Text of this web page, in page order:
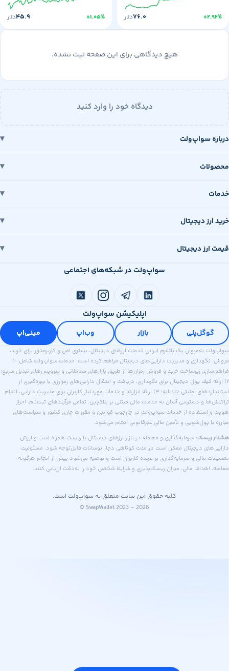
دلار +۱.۰۵% دلار
هیچ دیدگاهی برای این صفحه ثبت نشده.
دیدگاه خود را وارد کنید
سواپ‌ولت
دیجیتال
دیجیتال
سواپ‌ولت در شبکه‌های اجتماعی
اپلیکیشن سواپ‌ولت
مینی‌اپ
به‌عنوان یک پلتفرم ایرانی خدمات ارزهای دیجیتال، بستری امن و کاربرمحور برای خرید،
فروش، نگهداری و مدیریت دارایی‌های دیجیتال فراهم کرده است. خدمات سواپ‌ولت شامل: ۱)
زیرساخت خرید و فروش رمزارزها از طریق بازارهای معاملاتی و سرویس‌های تبدیل سریع؛
کیف پول دیجیتال برای نگهداری، دریافت و انتقال دارایی‌های رمزارزی با بهره‌گیری از
استانداردهای امنیتی چندلایه؛ ۳) ارائه ابزارها و خدمات موردنیاز کاربران برای مدیریت دارایی، انجام
و دسترسی آسان به خدمات مالی مبتنی بر بلاکچین. تمامی فرآیندهای ثبت‌نام، احراز
از خدمات سواپ‌ولت در چارچوب قوانین و مقررات جاری کشور و سیاست‌های
پول‌شویی و تأمین مالی غیرقانونی انجام می‌شود.
سرمایه‌گذاری و معامله در بازار ارزهای دیجیتال با ریسک همراه است و ارزش
دیجیتال ممکن است در مدت کوتاهی دچار نوسانات قابل‌توجه شود. مسئولیت
مالی و سرمایه‌گذاری بر عهده کاربران است و توصیه می‌شود پیش از انجام هرگونه
اهداف مالی، میزان ریسک‌پذیری و شرایط شخصی خود را به‌دقت ارزیابی کنند.
کلیه حقوق این سایت متعلق به سواپ‌ولت است.
© SwapWallet 2023 – 2026